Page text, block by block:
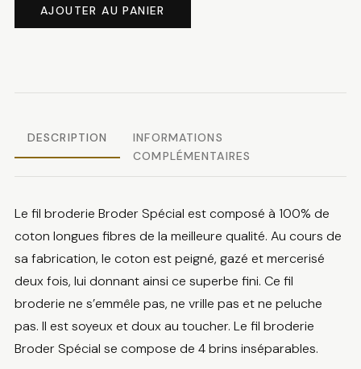
Special
DMC
AJOUTER AU PANIER
DESCRIPTION
INFORMATIONS
COMPLÉMENTAIRES
Le fil broderie Broder Spécial est composé à 100% de
coton longues fibres de la meilleure qualité. Au cours de
sa fabrication, le coton est peigné, gazé et mercerisé
deux fois, lui donnant ainsi ce superbe fini. Ce fil
broderie ne s’emmêle pas, ne vrille pas et ne peluche
pas. Il est soyeux et doux au toucher. Le fil broderie
Broder Spécial se compose de 4 brins inséparables.